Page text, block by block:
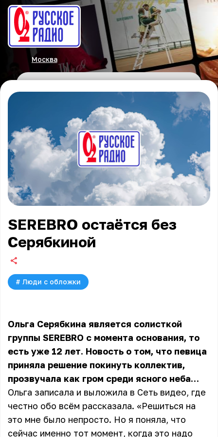
Москва
SEREBRO остаётся без
Серябкиной
# Люди с обложки
Ольга Серябкина является солисткой
группы SEREBRO с момента основания, то
есть уже 12 лет. Новость о том, что певица
приняла решение покинуть коллектив,
прозвучала как гром среди ясного неба…
Ольга записала и выложила в Сеть видео, где
честно обо всём рассказала. «Решиться на
это мне было непросто. Но я поняла, что
сейчас именно тот момент, когда это надо